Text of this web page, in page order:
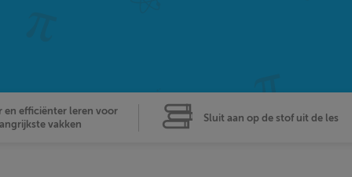
en efficiënter leren voor
vakken
Sluit aan op de stof uit de les